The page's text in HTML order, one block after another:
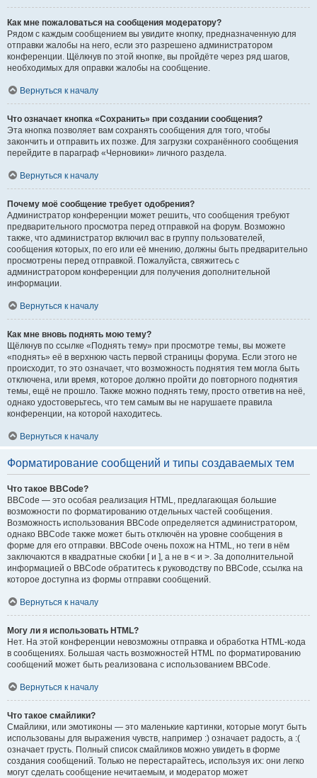
Как мне пожаловаться на сообщения модератору?
Рядом с каждым сообщением вы увидите кнопку, предназначенную для
отправки жалобы на него, если это разрешено администратором
конференции. Щёлкнув по этой кнопке, вы пройдёте через ряд шагов,
необходимых для оправки жалобы на сообщение.
Вернуться к началу
Что означает кнопка «Сохранить» при создании сообщения?
Эта кнопка позволяет вам сохранять сообщения для того, чтобы
закончить и отправить их позже. Для загрузки сохранённого сообщения
перейдите в параграф «Черновики» личного раздела.
Вернуться к началу
Почему моё сообщение требует одобрения?
Администратор конференции может решить, что сообщения требуют
предварительного просмотра перед отправкой на форум. Возможно
также, что администратор включил вас в группу пользователей,
сообщения которых, по его или её мнению, должны быть предварительно
просмотрены перед отправкой. Пожалуйста, свяжитесь с
администратором конференции для получения дополнительной
информации.
Вернуться к началу
Как мне вновь поднять мою тему?
Щёлкнув по ссылке «Поднять тему» при просмотре темы, вы можете
«поднять» её в верхнюю часть первой страницы форума. Если этого не
происходит, то это означает, что возможность поднятия тем могла быть
отключена, или время, которое должно пройти до повторного поднятия
темы, ещё не прошло. Также можно поднять тему, просто ответив на неё,
однако удостоверьтесь, что тем самым вы не нарушаете правила
конференции, на которой находитесь.
Вернуться к началу
Форматирование сообщений и типы создаваемых тем
Что такое BBCode?
BBCode — это особая реализация HTML, предлагающая большие
возможности по форматированию отдельных частей сообщения.
Возможность использования BBCode определяется администратором,
однако BBCode также может быть отключён на уровне сообщения в
форме для его отправки. BBCode очень похож на HTML, но теги в нём
заключаются в квадратные скобки [ и ], а не в < и >. За дополнительной
информацией о BBCode обратитесь к руководству по BBCode, ссылка на
которое доступна из формы отправки сообщений.
Вернуться к началу
Могу ли я использовать HTML?
Нет. На этой конференции невозможны отправка и обработка HTML-кода
в сообщениях. Большая часть возможностей HTML по форматированию
сообщений может быть реализована с использованием BBCode.
Вернуться к началу
Что такое смайлики?
Смайлики, или эмотиконы — это маленькие картинки, которые могут быть
использованы для выражения чувств, например :) означает радость, а :(
означает грусть. Полный список смайликов можно увидеть в форме
создания сообщений. Только не перестарайтесь, используя их: они легко
могут сделать сообщение нечитаемым, и модератор может